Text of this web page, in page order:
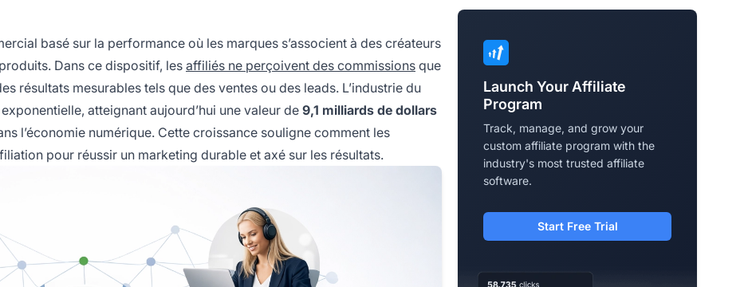
basé sur la performance où les marques s’associent à des créateurs
Dans ce dispositif, les affiliés ne perçoivent des commissions que
résultats mesurables tels que des ventes ou des leads. L’industrie du
atteignant aujourd’hui une valeur de9,1 milliards de dollars
l’économie numérique. Cette croissance souligne comment les
pour réussir un marketing durable et axé sur les résultats.
Launch Your Affiliate
Program
Track, manage, and grow your
custom affiliate program with the
industry's most trusted affiliate
software.
Start Free Trial